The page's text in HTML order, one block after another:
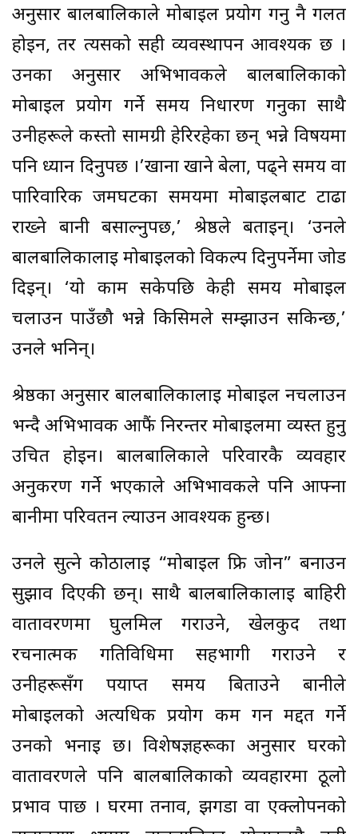
अनुसार बालबालिकाले मोबाइल प्रयोग गर्नु नै गलत
होइन, तर त्यसको सही व्यवस्थापन आवश्यक छ ।
उनका अनुसार अभिभावकले बालबालिकाको
मोबाइल प्रयोग गर्ने समय निर्धारण गर्नुका साथै
उनीहरूले कस्तो सामग्री हेरिरहेका छन् भन्ने विषयमा
पनि ध्यान दिनुपर्छ ।’खाना खाने बेला, पढ्ने समय वा
पारिवारिक जमघटका समयमा मोबाइलबाट टाढा
राख्ने बानी बसाल्नुपर्छ,’ श्रेष्ठले बताइन्। ‘उनले
बालबालिकालाई मोबाइलको विकल्प दिनुपर्नेमा जोड
दिइन्। ‘यो काम सकेपछि केही समय मोबाइल
चलाउन पाउँछौ भन्ने किसिमले सम्झाउन सकिन्छ,’
उनले भनिन्।
श्रेष्ठका अनुसार बालबालिकालाई मोबाइल नचलाउन
भन्दै अभिभावक आफैं निरन्तर मोबाइलमा व्यस्त हुनु
उचित होइन। बालबालिकाले परिवारकै व्यवहार
अनुकरण गर्ने भएकाले अभिभावकले पनि आफ्ना
बानीमा परिवर्तन ल्याउन आवश्यक हुन्छ।
उनले सुत्ने कोठालाई “मोबाइल फ्रि जोन” बनाउन
सुझाव दिएकी छन्। साथै बालबालिकालाई बाहिरी
वातावरणमा घुलमिल गराउने, खेलकुद तथा
रचनात्मक गतिविधिमा सहभागी गराउने र
उनीहरूसँग पर्याप्त समय बिताउने बानीले
मोबाइलको अत्यधिक प्रयोग कम गर्न मद्दत गर्ने
उनको भनाइ छ। विशेषज्ञहरूका अनुसार घरको
वातावरणले पनि बालबालिकाको व्यवहारमा ठूलो
प्रभाव पार्छ । घरमा तनाव, झगडा वा एक्लोपनको